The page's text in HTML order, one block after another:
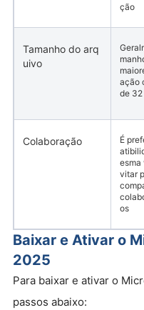
ção
Tamanho do arq
uivo
ação
de
Colaboração
É
esma
vitar
os
Baixar e Ativar o
2025
Para baixar e ativar o
passos abaixo: